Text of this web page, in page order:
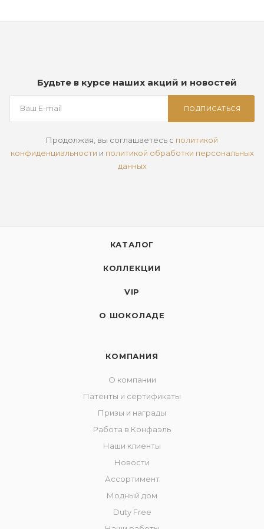
Будьте в курсе наших акций и новостей
ПОДПИСАТЬСЯ
Продолжая, вы соглашаетесь с политикой
конфиденциальности и политикой обработки персональных
данных
КАТАЛОГ
КОЛЛЕКЦИИ
VIP
О ШОКОЛАДЕ
КОМПАНИЯ
О компании
Патенты и сертификаты
Призы и награды
Работа в Конфаэль
Наши клиенты
Новости
Ассортимент
Модный дом
Duty Free